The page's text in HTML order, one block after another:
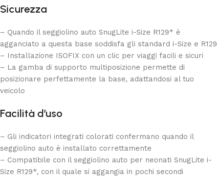
Sicurezza
– Quando il seggiolino auto SnugLite i-Size R129* è
agganciato a questa base soddisfa gli standard i-Size e R129
– Installazione ISOFIX con un clic per viaggi facili e sicuri
– La gamba di supporto multiposizione permette di
posizionare perfettamente la base, adattandosi al tuo
veicolo
Facilità d’uso
– Gli indicatori integrati colorati confermano quando il
seggiolino auto è installato correttamente
– Compatibile con il seggiolino auto per neonati SnugLite i-
Size R129*, con il quale si aggangia in pochi secondi